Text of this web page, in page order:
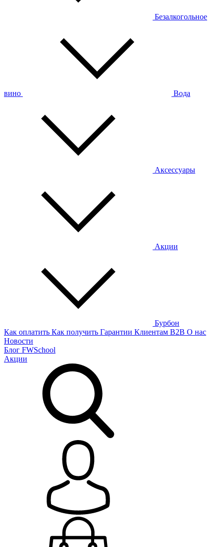
Безалкогольное
вино Вода
Аксессуары
Акции
Бурбон
Как оплатить Как получить Гарантии Клиентам B2B О нас
Новости
Блог FWSchool
Акции